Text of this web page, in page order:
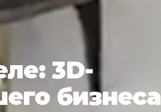
3D-
бизнеса